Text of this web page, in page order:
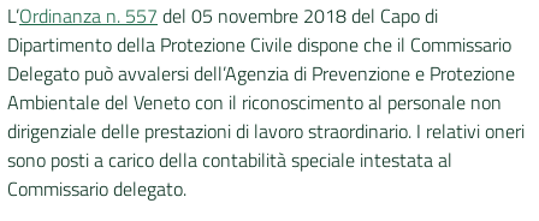
L’Ordinanza n. 557 del 05 novembre 2018 del Capo di
Dipartimento della Protezione Civile dispone che il Commissario
Delegato può avvalersi dell’Agenzia di Prevenzione e Protezione
Ambientale del Veneto con il riconoscimento al personale non
dirigenziale delle prestazioni di lavoro straordinario. I relativi oneri
sono posti a carico della contabilità speciale intestata al
Commissario delegato.